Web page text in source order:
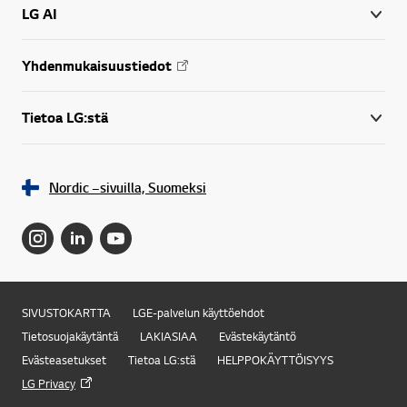
LG AI
Yhdenmukaisuustiedot
Tietoa LG:stä
Nordic –sivuilla, Suomeksi
SIVUSTOKARTTA
LGE-palvelun käyttöehdot
Tietosuojakäytäntä
LAKIASIAA
Evästekäytäntö
Evästeasetukset
Tietoa LG:stä
HELPPOKÄYTTÖISYYS
LG Privacy